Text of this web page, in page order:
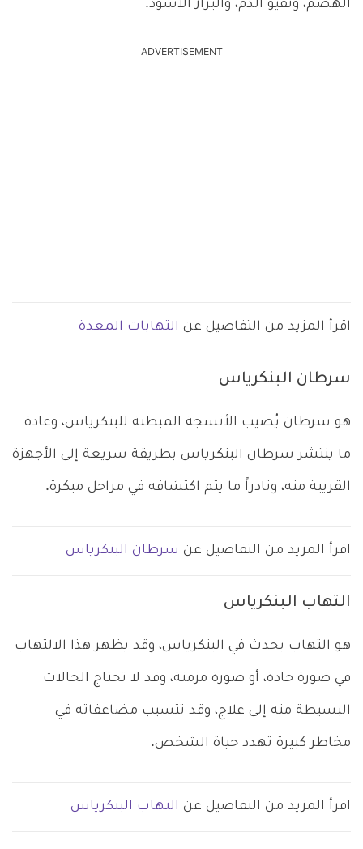
الهضم، وتقيؤ الدم، والبراز الأسود.
ADVERTISEMENT
اقرأ المزيد من التفاصيل عن التهابات المعدة
سرطان البنكرياس
هو سرطان يُصيب الأنسجة المبطنة للبنكرياس، وعادة
ما ينتشر سرطان البنكرياس بطريقة سريعة إلى الأجهزة
القريبة منه، ونادراً ما يتم اكتشافه في مراحل مبكرة.
اقرأ المزيد من التفاصيل عن سرطان البنكرياس
التهاب البنكرياس
هو التهاب يحدث في البنكرياس، وقد يظهر هذا الالتهاب
في صورة حادة، أو صورة مزمنة، وقد لا تحتاج الحالات
البسيطة منه إلى علاج، وقد تتسبب مضاعفاته في
مخاطر كبيرة تهدد حياة الشخص.
اقرأ المزيد من التفاصيل عن التهاب البنكرياس